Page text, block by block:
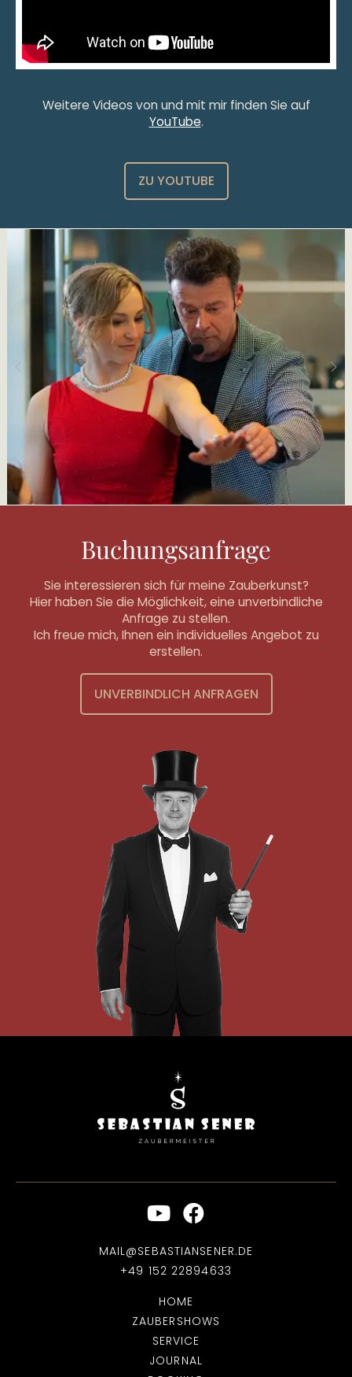
Weitere Videos von und mit mir finden Sie auf
YouTube.
ZU YOUTUBE
Buchungsanfrage
Sie interessieren sich für meine Zauberkunst?
Hier haben Sie die Möglichkeit, eine unverbindliche
Anfrage zu stellen.
Ich freue mich, Ihnen ein individuelles Angebot zu
erstellen.
UNVERBINDLICH ANFRAGEN
MAIL@SEBASTIANSENER.DE
+49 152 22894633
HOME
ZAUBERSHOWS
SERVICE
JOURNAL